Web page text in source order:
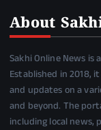
About
Sakhi Online News is
Established in 2018,
and updates on a
and beyond. The
including local